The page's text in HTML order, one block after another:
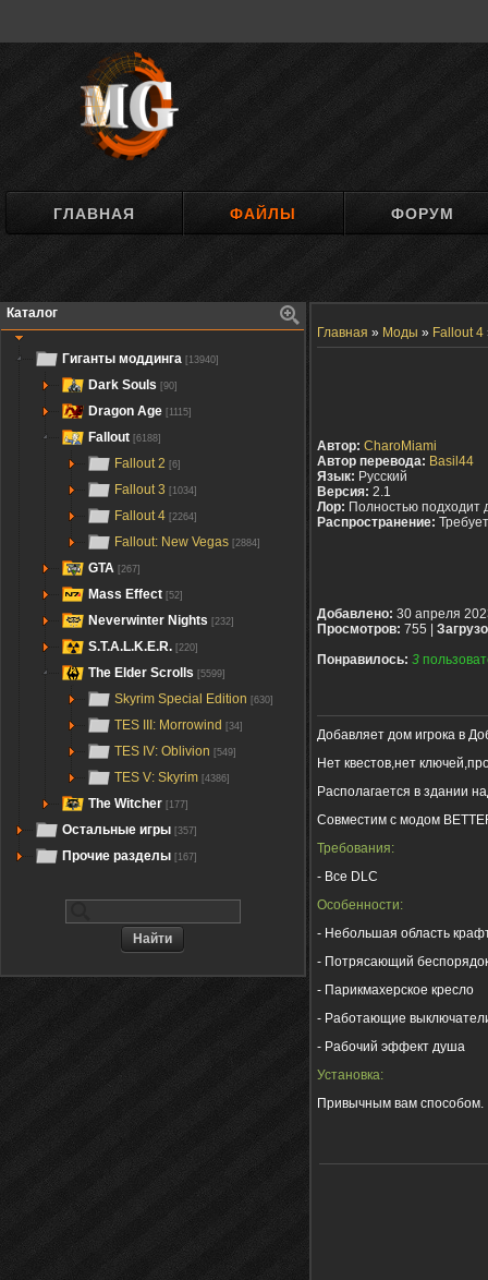
ГЛАВНАЯ ФАЙЛЫ ФОРУМ
Каталог
Гиганты моддинга [13940]
Dark Souls [90]
Dragon Age [1115]
Fallout [6188]
Fallout 2 [6]
Fallout 3 [1034]
Fallout 4 [2264]
Fallout: New Vegas [2884]
GTA [267]
Mass Effect [52]
Neverwinter Nights [232]
S.T.A.L.K.E.R. [220]
The Elder Scrolls [5599]
Skyrim Special Edition [630]
TES III: Morrowind [34]
TES IV: Oblivion [549]
TES V: Skyrim [4386]
The Witcher [177]
Остальные игры [357]
Прочие разделы [167]
Главная » Моды » Fallout 4
Автор: CharoMiami
Автор перевода: Basil44
Язык: Русский
Версия: 2.1
Лор: Полностью подходит
Распространение:
Добавлено: 30 апреля
Просмотров: 755 |
Понравилось: 3
Добавляет дом игрока в
Нет квестов,нет
Располагается в здании
Совместим с модом
Требования:
- Все DLC
Особенности:
- Небольшая область
- Потрясающий
- Парикмахерское кресло
- Работающие
- Рабочий эффект душа
Установка:
Привычным вам способом.